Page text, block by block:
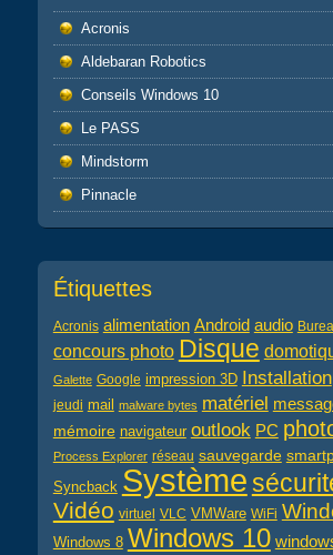
Acronis
Aldebaran Robotics
Conseils Windows 10
Le PASS
Mindstorm
Pinnacle
Étiquettes
Acronis alimentation Android audio
concours photo Disque
Galette Google impression 3D Installation
jeudi mail malware bytes matériel
mémoire navigateur outlook PC
Process Explorer réseau sauvegarde
Syncback Système
Vidéo virtuel VLC VMWare WiFi
Windows 8 Windows 10